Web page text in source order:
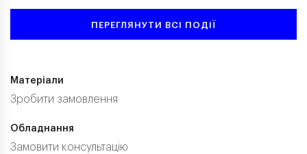
ПЕРЕГЛЯНУТИ ВСІ ПОДІЇ
Матеріали
Зробити замовлення
Обладнання
Замовити консультацію